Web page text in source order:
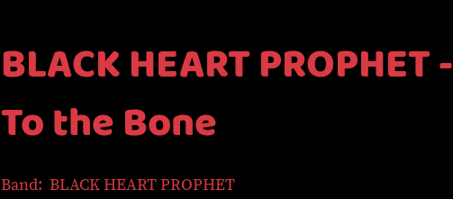
BLACK HEART PROPHET -
To the Bone
Band: BLACK HEART PROPHET